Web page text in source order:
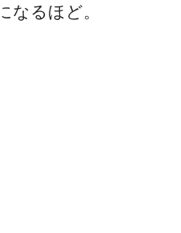
るほど。